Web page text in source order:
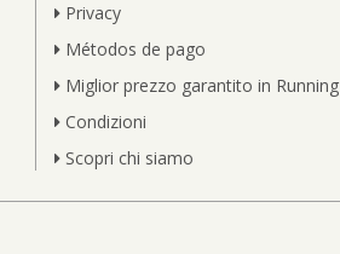
Privacy
Métodos de pago
Miglior prezzo garantito in Running
Condizioni
Scopri chi siamo